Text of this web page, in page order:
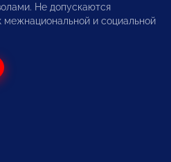
Не допускаются
и социальной